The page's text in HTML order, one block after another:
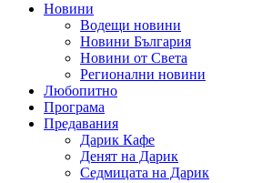
Новини
Водещи новини
Новини България
Новини от Света
Регионални новини
Любопитно
Програма
Предавания
Дарик Кафе
Денят на Дарик
Седмицата на Дарик